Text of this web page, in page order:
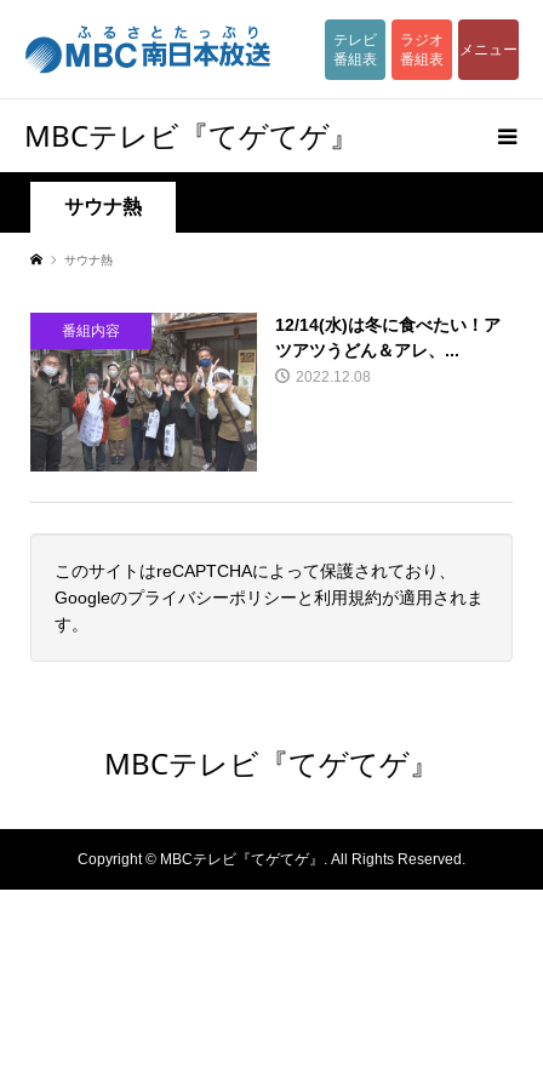
テレビ
番組表
ラジオ
番組表
メニュー
MBCテレビ『てゲてゲ』
サウナ熱
サウナ熱
番組内容
12/14(水)は冬に食べたい！ア
ツアツうどん＆アレ、...
2022.12.08
このサイトはreCAPTCHAによって保護されており、
Googleのプライバシーポリシーと利用規約が適用されま
す。
MBCテレビ『てゲてゲ』
Copyright © MBCテレビ『てゲてゲ』. All Rights Reserved.